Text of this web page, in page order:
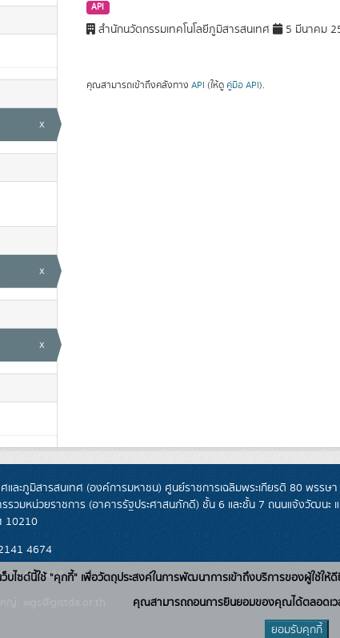
x
x
x
API
สำนักนวัตกรรมเทคโนโลยีภูมิสารสนเทศ 5 มีนาคม
คุณสามารถเข้าถึงคลังทาง API (ให้ดู คู่มือ API).
ละภูมิสารสนเทศ (องค์การมหาชน) ศูนย์ราชการเฉลิมพระเกียรติ 80 พรรษา
วมหน่วยราชการ (อาคารรัฐประศาสนภักดี) ชั้น 6 และชั้น 7 ถนนแจ้งวัฒนะ
10210
4674
2141 4468
ญ่: wgs@gistda.or.th
เว็บไซต์นี้ใช้ "คุกกี้" เพื่อวัตถุประสงค์ในการพัฒนาการเข้าถึงบริการของผู้ใช้
คุณสามารถถอนการยินยอมของคุณได้ตลอดเว
ยอมรับคุกกี้